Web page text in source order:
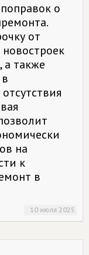
о
от
а также
на
к
в
10 июля 2025